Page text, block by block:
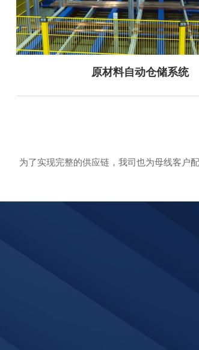
原材料自动仓储系统
为了实现完整的供应链，我司也为母线客户